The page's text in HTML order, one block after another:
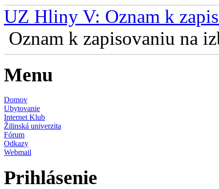
UZ Hliny V: Oznam k
Oznam k zapisovaniu na
Menu
Domov
Ubytovanie
Internet Klub
Žilinská univerzita
Fórum
Odkazy
Webmail
Prihlásenie